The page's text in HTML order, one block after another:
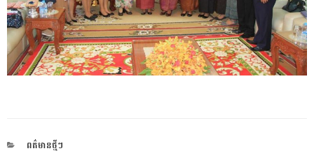
CATEGORIES
ពត៌មានថ្មីៗ